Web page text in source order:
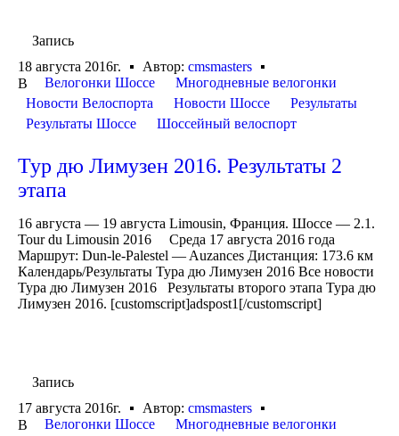
Запись
18 августа 2016г.
Автор: cmsmasters
В
Велогонки Шоссе
Многодневные велогонки
Новости Велоспорта
Новости Шоссе
Результаты
Результаты Шоссе
Шоссейный велоспорт
Тур дю Лимузен 2016. Результаты 2
этапа
16 августа — 19 августа Limousin, Франция. Шоссе — 2.1.
Tour du Limousin 2016 Среда 17 августа 2016 года
Маршрут: Dun-le-Palestel — Auzances Дистанция: 173.6 км
Календарь/Результаты Тура дю Лимузен 2016 Все новости
Тура дю Лимузен 2016 Результаты второго этапа Тура дю
Лимузен 2016. [customscript]adspost1[/customscript]
Запись
17 августа 2016г.
Автор: cmsmasters
В
Велогонки Шоссе
Многодневные велогонки